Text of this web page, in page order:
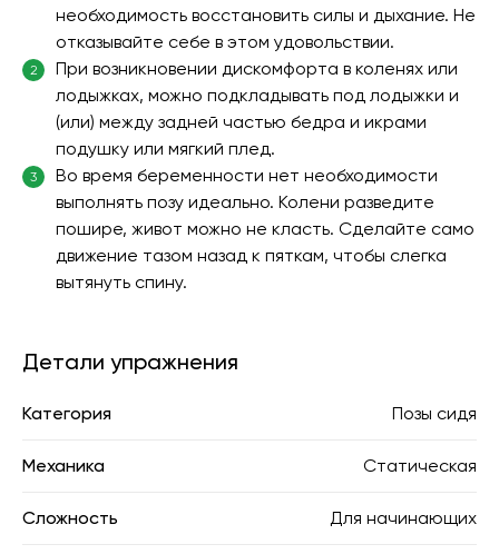
необходимость восстановить силы и дыхание. Не
отказывайте себе в этом удовольствии.
2
При возникновении дискомфорта в коленях или
лодыжках, можно подкладывать под лодыжки и
(или) между задней частью бедра и икрами
подушку или мягкий плед.
3
Во время беременности нет необходимости
выполнять позу идеально. Колени разведите
пошире, живот можно не класть. Сделайте само
движение тазом назад к пяткам, чтобы слегка
вытянуть спину.
Детали упражнения
Категория Позы сидя
Механика Статическая
Сложность Для начинающих